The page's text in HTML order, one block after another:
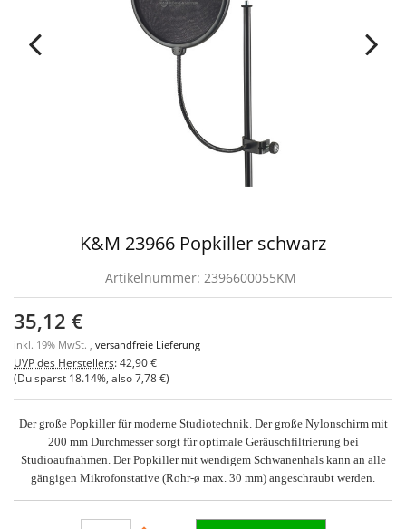
K&M 23966 Popkiller schwarz
Artikelnummer: 2396600055KM
35,12 €
inkl. 19% MwSt. , versandfreie Lieferung
UVP des Herstellers:42,90 €
(Du sparst 18.14% , also7,78 €)
Der große Popkiller für moderne Studiotechnik. Der große Nylonschirm mit
200 mm Durchmesser sorgt für optimale Geräuschfiltrierung bei
Studioaufnahmen. Der Popkiller mit wendigem Schwanenhals kann an alle
gängigen Mikrofonstative (Rohr-ø max. 30 mm) angeschraubt werden.